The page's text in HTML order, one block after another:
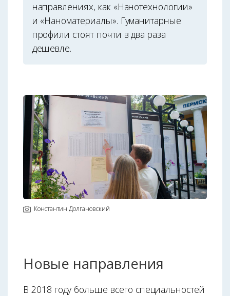
направлениях, как «Нанотехнологии»
и «Наноматериалы». Гуманитарные
профили стоят почти в два раза
дешевле.
Константин Долгановский
Новые направления
В 2018 году больше всего специальностей